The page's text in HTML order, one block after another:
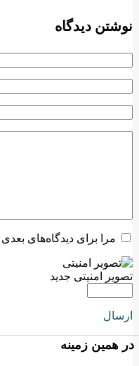
نوشتن دیدگاه
مرا برای دیدگاه‌های بعدی
تصویر امنیتی جدید
ارسال
در همین زمینه